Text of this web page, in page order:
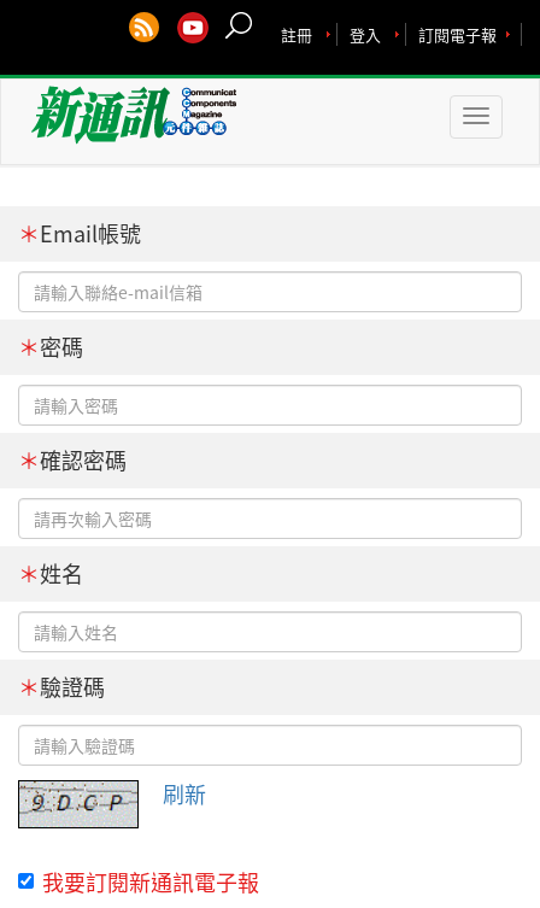
訂閱電子報
登入
註冊
Toggle
＊Email帳號
＊密碼
＊確認密碼
＊姓名
＊驗證碼
刷新
我要訂閱新通訊電子報